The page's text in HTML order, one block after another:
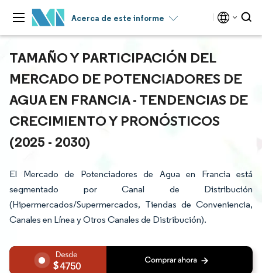
Acerca de este informe
TAMAÑO Y PARTICIPACIÓN DEL
MERCADO DE POTENCIADORES DE
AGUA EN FRANCIA - TENDENCIAS DE
CRECIMIENTO Y PRONÓSTICOS
(2025 - 2030)
El Mercado de Potenciadores de Agua en Francia está
segmentado por Canal de Distribución
(Hipermercados/Supermercados, Tiendas de Conveniencia,
Canales en Línea y Otros Canales de Distribución).
4750